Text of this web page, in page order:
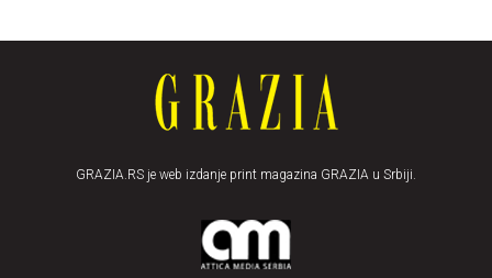
GRAZIA.RS je web izdanje print magazina GRAZIA u Srbiji.